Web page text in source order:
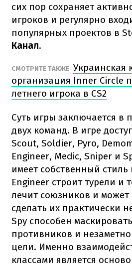
сих пор сохраняет
игроков и регулярно
популярных проектов в
Канал.
СМОТРИТЕ ТАКЖЕ Украинская
организация Inner Circle
летнего игрока в CS2
Суть игры заключается в
двух команд. В игре
Scout, Soldier, Pyro,
Engineer, Medic, Sniper и
имеет собственный
Engineer строит турели и
лечит союзников и может
сделать их практически
Spy способен
противников и
цели. Именно
классами является